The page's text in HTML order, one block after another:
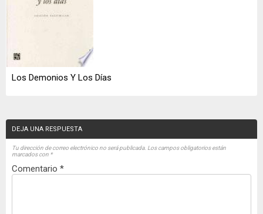
Los Demonios Y Los Días
DEJA UNA RESPUESTA
Tu dirección de correo electrónico no será publicada. Los campos obligatorios están
marcados con *
Comentario *